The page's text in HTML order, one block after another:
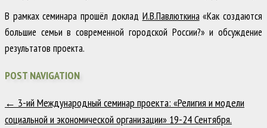
В рамках семинара прошёл доклад И.В.Павлюткина«Как создаются
большие семьи в современной городской России?» и обсуждение
результатов проекта.
POST NAVIGATION
← 3-ий Международный семинар проекта: «Религия и модели
социальной и экономической организации» 19-24 Сентября.